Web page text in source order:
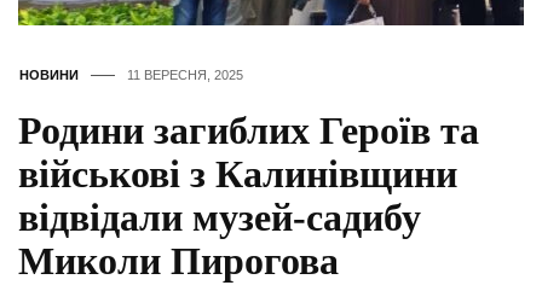
НОВИНИ 11 ВЕРЕСНЯ, 2025
Родини загиблих Героїв та
військові з Калинівщини
відвідали музей-садибу
Миколи Пирогова